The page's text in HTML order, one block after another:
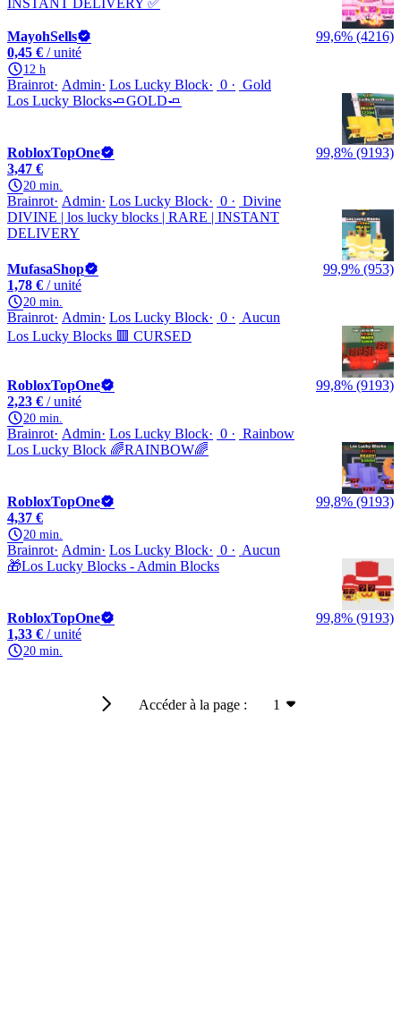
INSTANT DELIVERY ✅
MayohSells
99,6% (4216)
0,45 € / unité
12 h
Brainrot Admin Los Lucky Block 0
Gold
Los Lucky Blocks🧈GOLD🧈
RobloxTopOne
99,8% (9193)
3,47 €
20 min.
Brainrot Admin Los Lucky Block 0
Divine
DIVINE | los lucky blocks | RARE | INSTANT
DELIVERY
MufasaShop
99,9% (953)
1,78 € / unité
20 min.
Brainrot Admin Los Lucky Block 0
Aucun
Los Lucky Blocks 🟥 CURSED
RobloxTopOne
99,8% (9193)
2,23 € / unité
20 min.
Brainrot Admin Los Lucky Block 0
Rainbow
Los Lucky Block 🌈RAINBOW🌈
RobloxTopOne
99,8% (9193)
4,37 €
20 min.
Brainrot Admin Los Lucky Block 0
Aucun
🎁Los Lucky Blocks - Admin Blocks
RobloxTopOne
99,8% (9193)
1,33 € / unité
20 min.
Accéder à la page : 1